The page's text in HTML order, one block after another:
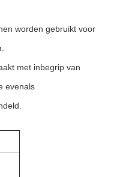
worden gebruikt voor
met inbegrip van
evenals